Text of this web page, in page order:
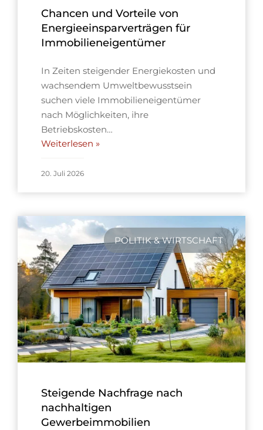
Chancen und Vorteile von
Energieeinsparverträgen für
Immobilieneigentümer
In Zeiten steigender Energiekosten und
wachsendem Umweltbewusstsein
suchen viele Immobilieneigentümer
nach Möglichkeiten, ihre
Betriebskosten…
Weiterlesen »
20. Juli 2026
POLITIK & WIRTSCHAFT
Steigende Nachfrage nach
nachhaltigen
Gewerbeimmobilien